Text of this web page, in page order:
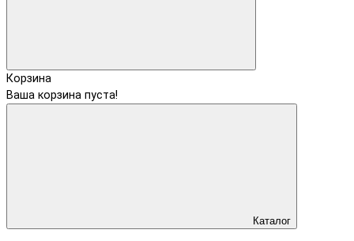
Корзина
Ваша корзина пуста!
Каталог